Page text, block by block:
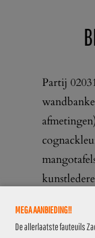
Partij
voorzien
MEGA AANBIEDING!!
De allerlaatste fauteuils